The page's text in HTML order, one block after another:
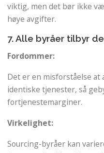
viktig, men det bør ikke
høye avgifter.
7. Alle byråer tilbyr
Fordommer:
Det er en misforståelse
identiske tjenester, så
fortjenestemarginer.
Virkelighet:
Sourcing-byråer kan